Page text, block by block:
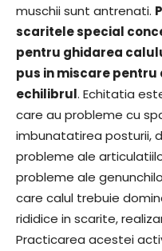
muschii sunt antrenati.
scaritele special
pentru ghidarea
pus in miscare
echilibrul. Echitatia
care au probleme cu
imbunatatirea posturii,
probleme ale
probleme ale
care calul trebuie
rididice in scarite,
Practicarea acestei